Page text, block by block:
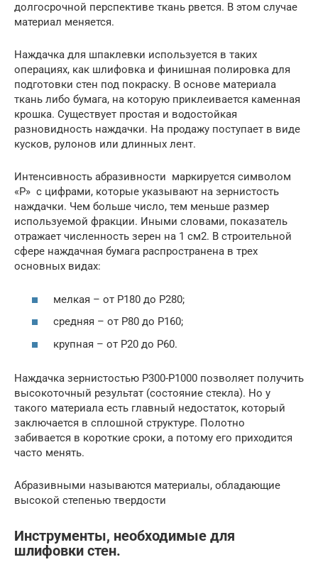
долгосрочной перспективе ткань рвется. В этом случае
материал меняется.
Наждачка для шпаклевки используется в таких
операциях, как шлифовка и финишная полировка для
подготовки стен под покраску. В основе материала
ткань либо бумага, на которую приклеивается каменная
крошка. Существует простая и водостойкая
разновидность наждачки. На продажу поступает в виде
кусков, рулонов или длинных лент.
Интенсивность абразивности маркируется символом
«P» с цифрами, которые указывают на зернистость
наждачки. Чем больше число, тем меньше размер
используемой фракции. Иными словами, показатель
отражает численность зерен на 1 см2. В строительной
сфере наждачная бумага распространена в трех
основных видах:
мелкая – от Р180 до P280;
средняя – от Р80 до P160;
крупная – от Р20 до P60.
Наждачка зернистостью Р300-Р1000 позволяет получить
высокоточный результат (состояние стекла). Но у
такого материала есть главный недостаток, который
заключается в сплошной структуре. Полотно
забивается в короткие сроки, а потому его приходится
часто менять.
Абразивными называются материалы, обладающие
высокой степенью твердости
Инструменты, необходимые для
шлифовки стен.